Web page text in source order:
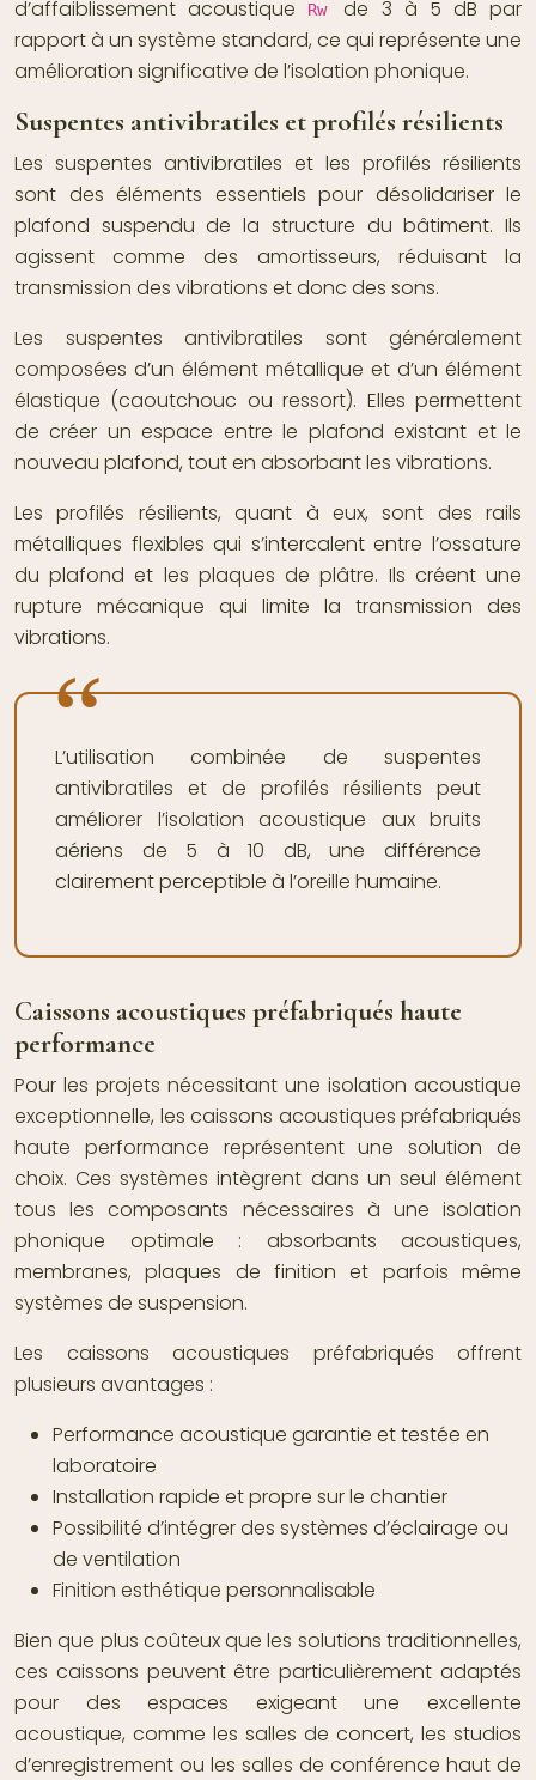
d’affaiblissement acoustique Rwde 3 à 5 dB par
rapport à un système standard, ce qui représente une
amélioration significative de l’isolation phonique.
Suspentes antivibratiles et profilés résilients
Les suspentes antivibratiles et les profilés résilients
sont des éléments essentiels pour désolidariser le
plafond suspendu de la structure du bâtiment. Ils
agissent comme des amortisseurs, réduisant la
transmission des vibrations et donc des sons.
Les suspentes antivibratiles sont généralement
composées d’un élément métallique et d’un élément
élastique (caoutchouc ou ressort). Elles permettent
de créer un espace entre le plafond existant et le
nouveau plafond, tout en absorbant les vibrations.
Les profilés résilients, quant à eux, sont des rails
métalliques flexibles qui s’intercalent entre l’ossature
du plafond et les plaques de plâtre. Ils créent une
rupture mécanique qui limite la transmission des
vibrations.
L’utilisation combinée de suspentes
antivibratiles et de profilés résilients peut
améliorer l’isolation acoustique aux bruits
aériens de 5 à 10 dB, une différence
clairement perceptible à l’oreille humaine.
Caissons acoustiques préfabriqués haute
performance
Pour les projets nécessitant une isolation acoustique
exceptionnelle, les caissons acoustiques préfabriqués
haute performance représentent une solution de
choix. Ces systèmes intègrent dans un seul élément
tous les composants nécessaires à une isolation
phonique optimale : absorbants acoustiques,
membranes, plaques de finition et parfois même
systèmes de suspension.
Les caissons acoustiques préfabriqués offrent
plusieurs avantages :
Performance acoustique garantie et testée en
laboratoire
Installation rapide et propre sur le chantier
Possibilité d’intégrer des systèmes d’éclairage ou
de ventilation
Finition esthétique personnalisable
Bien que plus coûteux que les solutions traditionnelles,
ces caissons peuvent être particulièrement adaptés
pour des espaces exigeant une excellente
acoustique, comme les salles de concert, les studios
d’enregistrement ou les salles de conférence haut de